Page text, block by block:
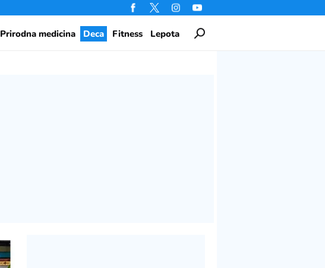
Prirodna medicina Deca Fitness Lepota